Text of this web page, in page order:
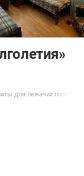
для лежачих